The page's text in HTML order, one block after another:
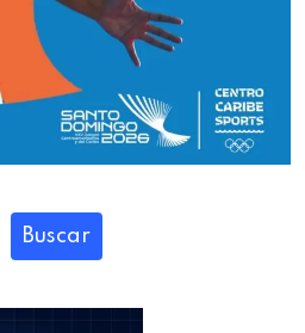
Buscar